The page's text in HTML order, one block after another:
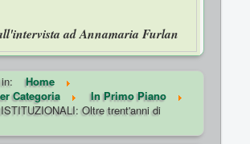
ad Annamaria Furlan
Home
Categoria
In Primo Piano
Oltre trent'anni di